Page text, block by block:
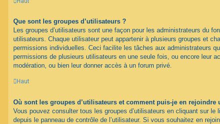
Que sont les groupes d’utilisateurs ?
Les groupes d’utilisateurs sont une façon pour les administrateurs du
utilisateurs. Chaque utilisateur peut appartenir à plusieurs groupes et
permissions individuelles. Ceci facilite les tâches aux administrateurs
permissions de plusieurs utilisateurs en une seule fois, ou encore leur
modération, ou bien leur donner accès à un forum privé.
Haut
Où sont les groupes d’utilisateurs et comment puis-je en rejoindre
Vous pouvez consulter tous les groupes d’utilisateurs en cliquant sur le
depuis le panneau de contrôle de l’utilisateur. Si vous souhaitez en